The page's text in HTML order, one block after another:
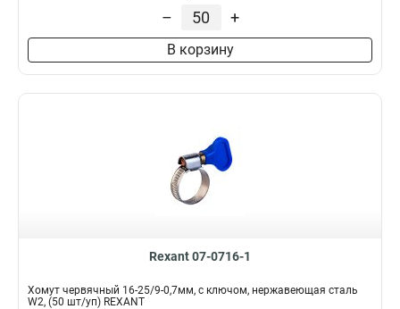
– +
В корзину
Rexant 07-0716-1
Хомут червячный 16-25/9-0,7мм, с ключом, нержавеющая сталь
W2, (50 шт/уп) REXANT